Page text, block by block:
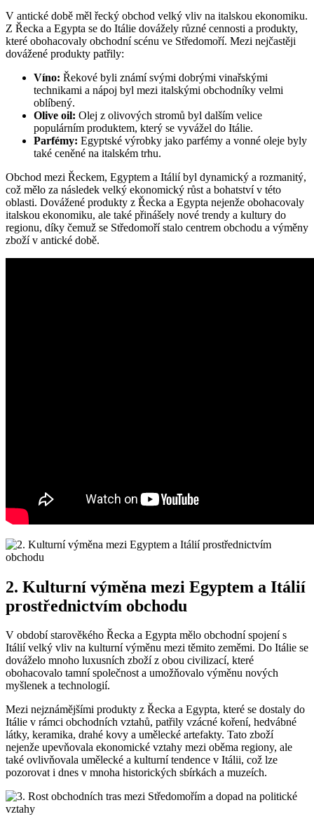
V antické době měl řecký obchod velký vliv na italskou ekonomiku.
Z Řecka a Egypta se do Itálie dovážely různé cennosti a produkty,
které obohacovaly obchodní scénu ve Středomoří. Mezi nejčastěji
dovážené produkty patřily:
Víno: Řekové byli známí svými dobrými vinařskými
technikami a nápoj byl mezi italskými obchodníky velmi
oblíbený.
Olive oil: Olej z olivových stromů byl dalším velice
populárním produktem, který se vyvážel do Itálie.
Parfémy: Egyptské výrobky jako parfémy a vonné oleje byly
také ceněné na italském trhu.
Obchod mezi Řeckem, Egyptem a Itálií byl dynamický a rozmanitý,
což mělo za následek velký ekonomický růst a bohatství v této
oblasti. Dovážené produkty z Řecka a Egypta nejenže obohacovaly
italskou ekonomiku, ale také přinášely nové trendy a kultury do
regionu, díky čemuž se Středomoří stalo centrem obchodu a výměny
zboží v antické době.
2. Kulturní výměna mezi Egyptem a Itálií
prostřednictvím obchodu
V období starověkého Řecka a Egypta mělo obchodní spojení s
Itálií velký vliv na kulturní výměnu mezi těmito zeměmi. Do Itálie se
dováželo mnoho luxusních zboží z obou civilizací, které
obohacovalo tamní společnost a umožňovalo výměnu nových
myšlenek a technologií.
Mezi nejznámějšími produkty z Řecka a Egypta, které se dostaly do
Itálie v rámci obchodních vztahů, patřily vzácné koření, hedvábné
látky, keramika, drahé kovy a umělecké artefakty. Tato zboží
nejenže upevňovala ekonomické vztahy mezi oběma regiony, ale
také ovlivňovala umělecké a kulturní tendence v Itálii, což lze
pozorovat i dnes v mnoha historických sbírkách a muzeích.